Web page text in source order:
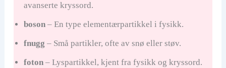
avanserte kryssord.
boson– En type elementærpartikkel i fysikk.
fnugg – Små partikler, ofte av snø eller støv.
foton– Lyspartikkel, kjent fra fysikk og kryssord.